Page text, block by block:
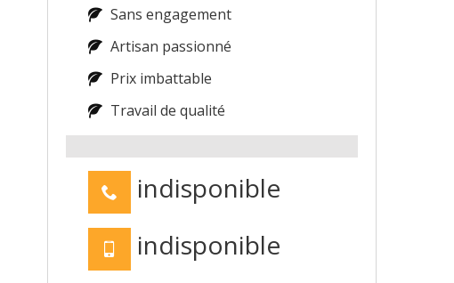
Sans engagement
Artisan passionné
Prix imbattable
Travail de qualité
indisponible
indisponible